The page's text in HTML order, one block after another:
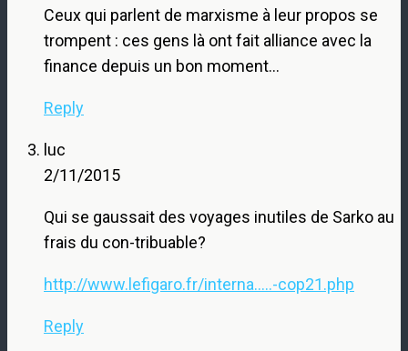
Ceux qui parlent de marxisme à leur propos se
trompent : ces gens là ont fait alliance avec la
finance depuis un bon moment…
Reply
luc
2/11/2015
Qui se gaussait des voyages inutiles de Sarko au
frais du con-tribuable?
http://www.lefigaro.fr/interna.....-cop21.php
Reply